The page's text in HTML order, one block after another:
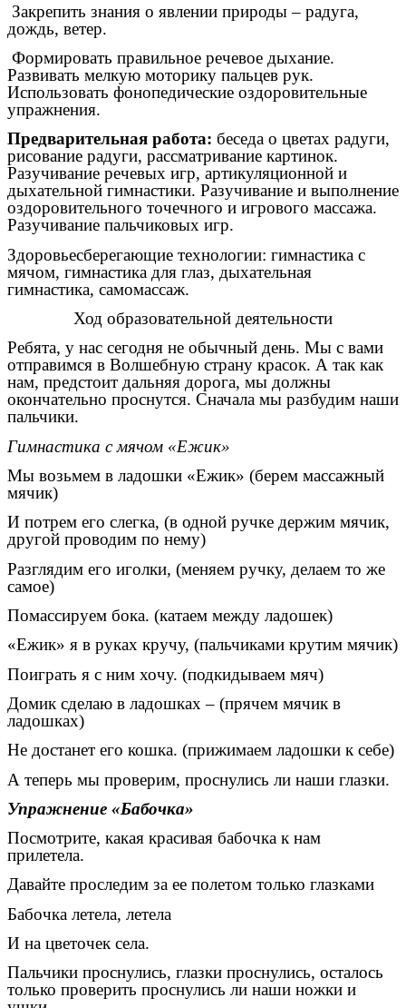
Закрепить знания о явлении природы – радуга,
дождь, ветер.
Формировать правильное речевое дыхание.
Развивать мелкую моторику пальцев рук.
Использовать фонопедические оздоровительные
упражнения.
Предварительная работа: беседа о цветах радуги,
рисование радуги, рассматривание картинок.
Разучивание речевых игр, артикуляционной и
дыхательной гимнастики. Разучивание и выполнение
оздоровительного точечного и игрового массажа.
Разучивание пальчиковых игр.
Здоровьесберегающие технологии: гимнастика с
мячом, гимнастика для глаз, дыхательная
гимнастика, самомассаж.
Ход образовательной деятельности
Ребята, у нас сегодня не обычный день. Мы с вами
отправимся в Волшебную страну красок. А так как
нам, предстоит дальняя дорога, мы должны
окончательно проснутся. Сначала мы разбудим наши
пальчики.
Гимнастика с мячом «Ежик»
Мы возьмем в ладошки «Ежик» (берем массажный
мячик)
И потрем его слегка, (в одной ручке держим мячик,
другой проводим по нему)
Разглядим его иголки, (меняем ручку, делаем то же
самое)
Помассируем бока. (катаем между ладошек)
«Ежик» я в руках кручу, (пальчиками крутим мячик)
Поиграть я с ним хочу. (подкидываем мяч)
Домик сделаю в ладошках – (прячем мячик в
ладошках)
Не достанет его кошка. (прижимаем ладошки к себе)
А теперь мы проверим, проснулись ли наши глазки.
Упражнение «Бабочка»
Посмотрите, какая красивая бабочка к нам
прилетела.
Давайте проследим за ее полетом только глазками
Бабочка летела, летела
И на цветочек села.
Пальчики проснулись, глазки проснулись, осталось
только проверить проснулись ли наши ножки и